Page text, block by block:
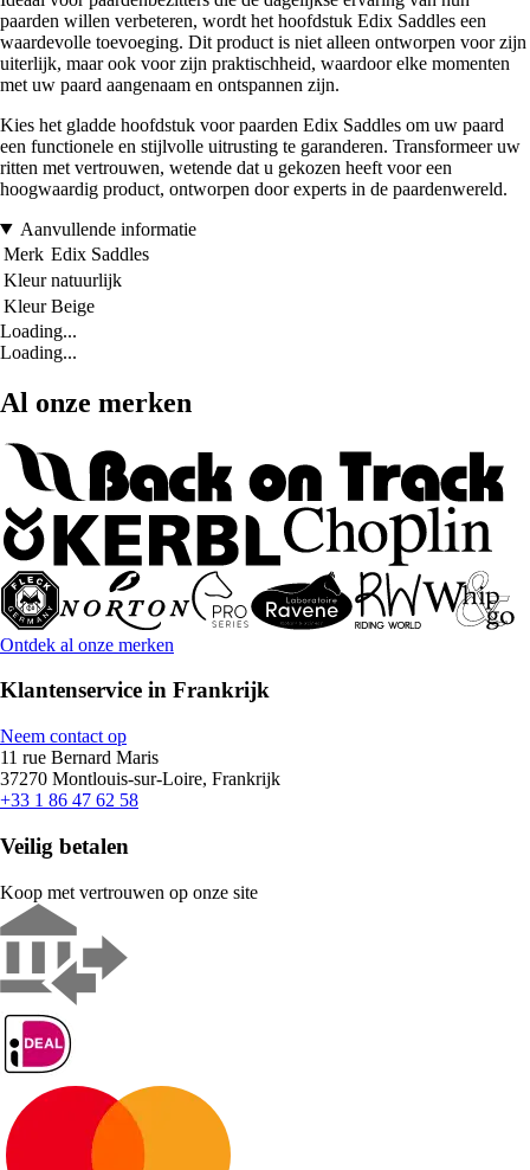
paarden willen verbeteren, wordt het hoofdstuk Edix Saddles een
waardevolle toevoeging. Dit product is niet alleen ontworpen voor zijn
uiterlijk, maar ook voor zijn praktischheid, waardoor elke momenten
met uw paard aangenaam en ontspannen zijn.
Kies het gladde hoofdstuk voor paarden Edix Saddles om uw paard
een functionele en stijlvolle uitrusting te garanderen. Transformeer uw
ritten met vertrouwen, wetende dat u gekozen heeft voor een
hoogwaardig product, ontworpen door experts in de paardenwereld.
Aanvullende informatie
Merk Edix Saddles
Kleur natuurlijk
Kleur Beige
Loading...
Loading...
Al onze merken
Ontdek al onze merken
Klantenservice in Frankrijk
Neem contact op
11 rue Bernard Maris
37270 Montlouis-sur-Loire, Frankrijk
+33 1 86 47 62 58
Veilig betalen
Koop met vertrouwen op onze site